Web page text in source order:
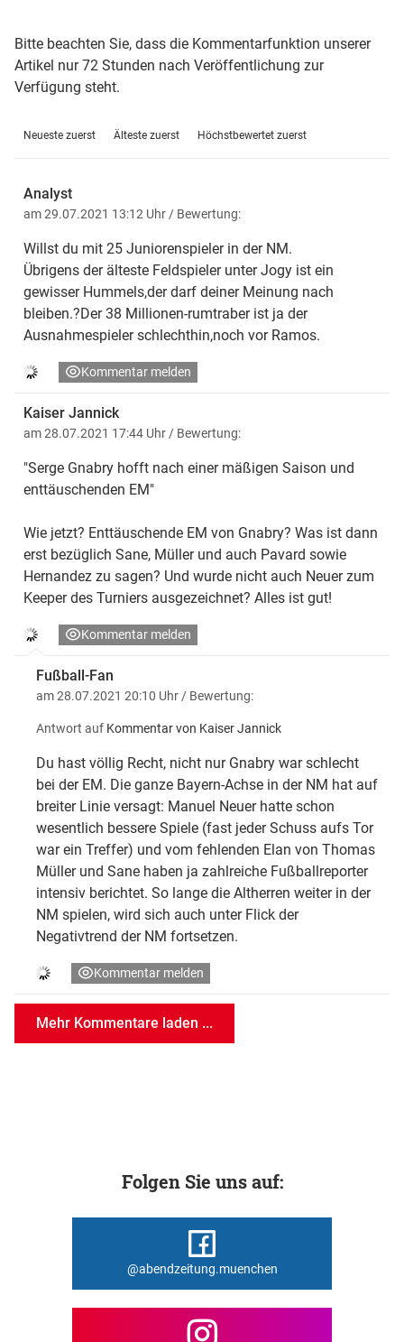
Bitte beachten Sie, dass die Kommentarfunktion unserer
Artikel nur 72 Stunden nach Veröffentlichung zur
Verfügung steht.
Neueste zuerst Älteste zuerst Höchstbewertet zuerst
Analyst
am 29.07.2021 13:12 Uhr / Bewertung:
Willst du mit 25 Juniorenspieler in der NM.
Übrigens der älteste Feldspieler unter Jogy ist ein
gewisser Hummels,der darf deiner Meinung nach
bleiben.?Der 38 Millionen-rumtraber ist ja der
Ausnahmespieler schlechthin,noch vor Ramos.
Kommentar melden
Kaiser Jannick
am 28.07.2021 17:44 Uhr / Bewertung:
"Serge Gnabry hofft nach einer mäßigen Saison und
enttäuschenden EM"
Wie jetzt? Enttäuschende EM von Gnabry? Was ist dann
erst bezüglich Sane, Müller und auch Pavard sowie
Hernandez zu sagen? Und wurde nicht auch Neuer zum
Keeper des Turniers ausgezeichnet? Alles ist gut!
Kommentar melden
Fußball-Fan
am 28.07.2021 20:10 Uhr / Bewertung:
Antwort auf Kommentar von Kaiser Jannick
Du hast völlig Recht, nicht nur Gnabry war schlecht
bei der EM. Die ganze Bayern-Achse in der NM hat auf
breiter Linie versagt: Manuel Neuer hatte schon
wesentlich bessere Spiele (fast jeder Schuss aufs Tor
war ein Treffer) und vom fehlenden Elan von Thomas
Müller und Sane haben ja zahlreiche Fußballreporter
intensiv berichtet. So lange die Altherren weiter in der
NM spielen, wird sich auch unter Flick der
Negativtrend der NM fortsetzen.
Kommentar melden
Mehr Kommentare laden ...
Folgen Sie uns auf:
@abendzeitung.muenchen